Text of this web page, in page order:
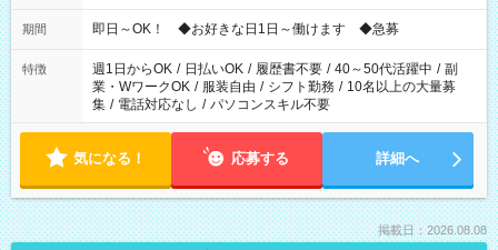
仕事により勤務時間が異なります
期間 即日～OK！ ◆お好きな日1日～働けます ◆急募
特徴 週1日からOK / 日払いOK / 履歴書不要 / 40～50代活躍中 / 副
業・WワークOK / 服装自由 / シフト勤務 / 10名以上の大量募
集 / 電話対応なし / パソコンスキル不要
気になる！ 応募する 詳細へ
掲載日：2026.08.08